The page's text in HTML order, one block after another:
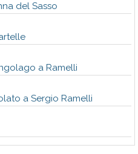
del Sasso
a Ramelli
a Sergio Ramelli